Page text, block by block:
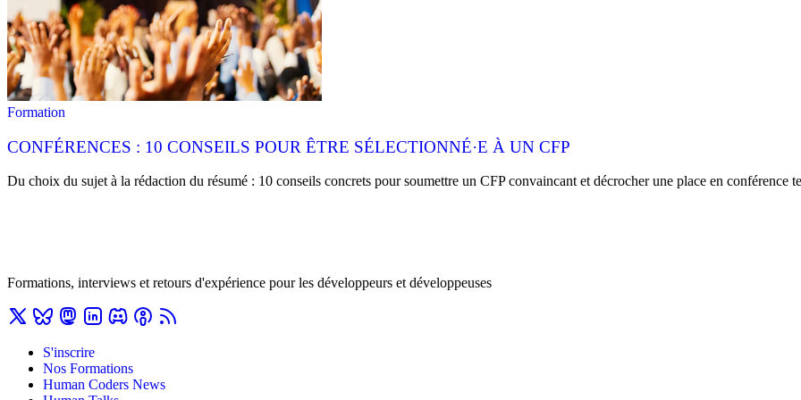
Formation
CONFÉRENCES : 10 CONSEILS POUR ÊTRE SÉLECTIONNÉ·E À UN CFP
Du choix du sujet à la rédaction du résumé : 10 conseils concrets pour soumettre un CFP convaincant et décrocher une place en conférence
Formations, interviews et retours d'expérience pour les développeurs et développeuses
S'inscrire
Nos Formations
Human Coders News